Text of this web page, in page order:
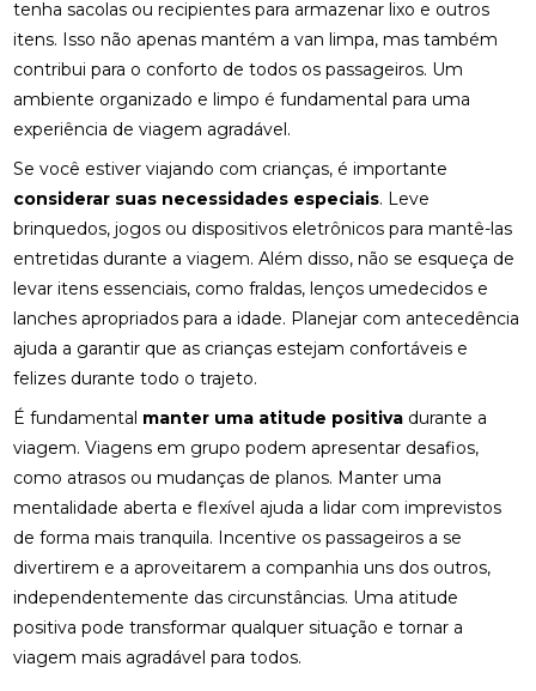
tenha sacolas ou recipientes para armazenar lixo e outros
itens. Isso não apenas mantém a van limpa, mas também
contribui para o conforto de todos os passageiros. Um
ambiente organizado e limpo é fundamental para uma
experiência de viagem agradável.
Se você estiver viajando com crianças, é importante
considerar suas necessidades especiais. Leve
brinquedos, jogos ou dispositivos eletrônicos para mantê-las
entretidas durante a viagem. Além disso, não se esqueça de
levar itens essenciais, como fraldas, lenços umedecidos e
lanches apropriados para a idade. Planejar com antecedência
ajuda a garantir que as crianças estejam confortáveis e
felizes durante todo o trajeto.
É fundamental manter uma atitude positiva durante a
viagem. Viagens em grupo podem apresentar desafios,
como atrasos ou mudanças de planos. Manter uma
mentalidade aberta e flexível ajuda a lidar com imprevistos
de forma mais tranquila. Incentive os passageiros a se
divertirem e a aproveitarem a companhia uns dos outros,
independentemente das circunstâncias. Uma atitude
positiva pode transformar qualquer situação e tornar a
viagem mais agradável para todos.